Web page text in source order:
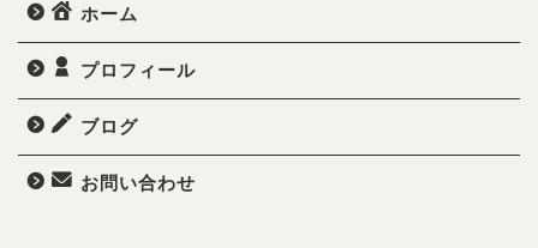
ホーム
プロフィール
ブログ
お問い合わせ